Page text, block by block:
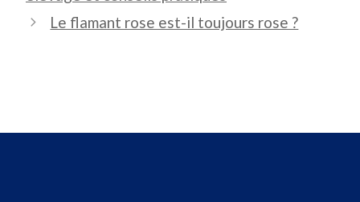
Le flamant rose est-il toujours rose ?